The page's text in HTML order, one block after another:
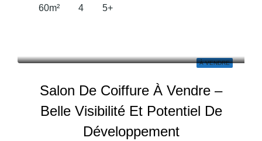
60m² 4 5+
À VENDRE
Salon De Coiffure À Vendre –
Belle Visibilité Et Potentiel De
Développement